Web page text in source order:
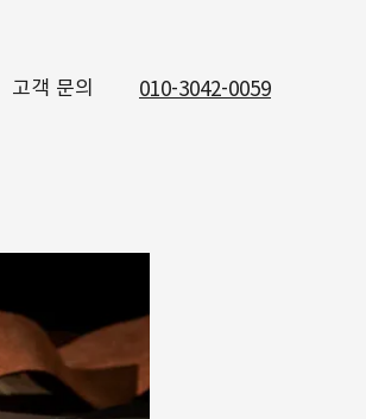
고객 문의 010-3042-0059